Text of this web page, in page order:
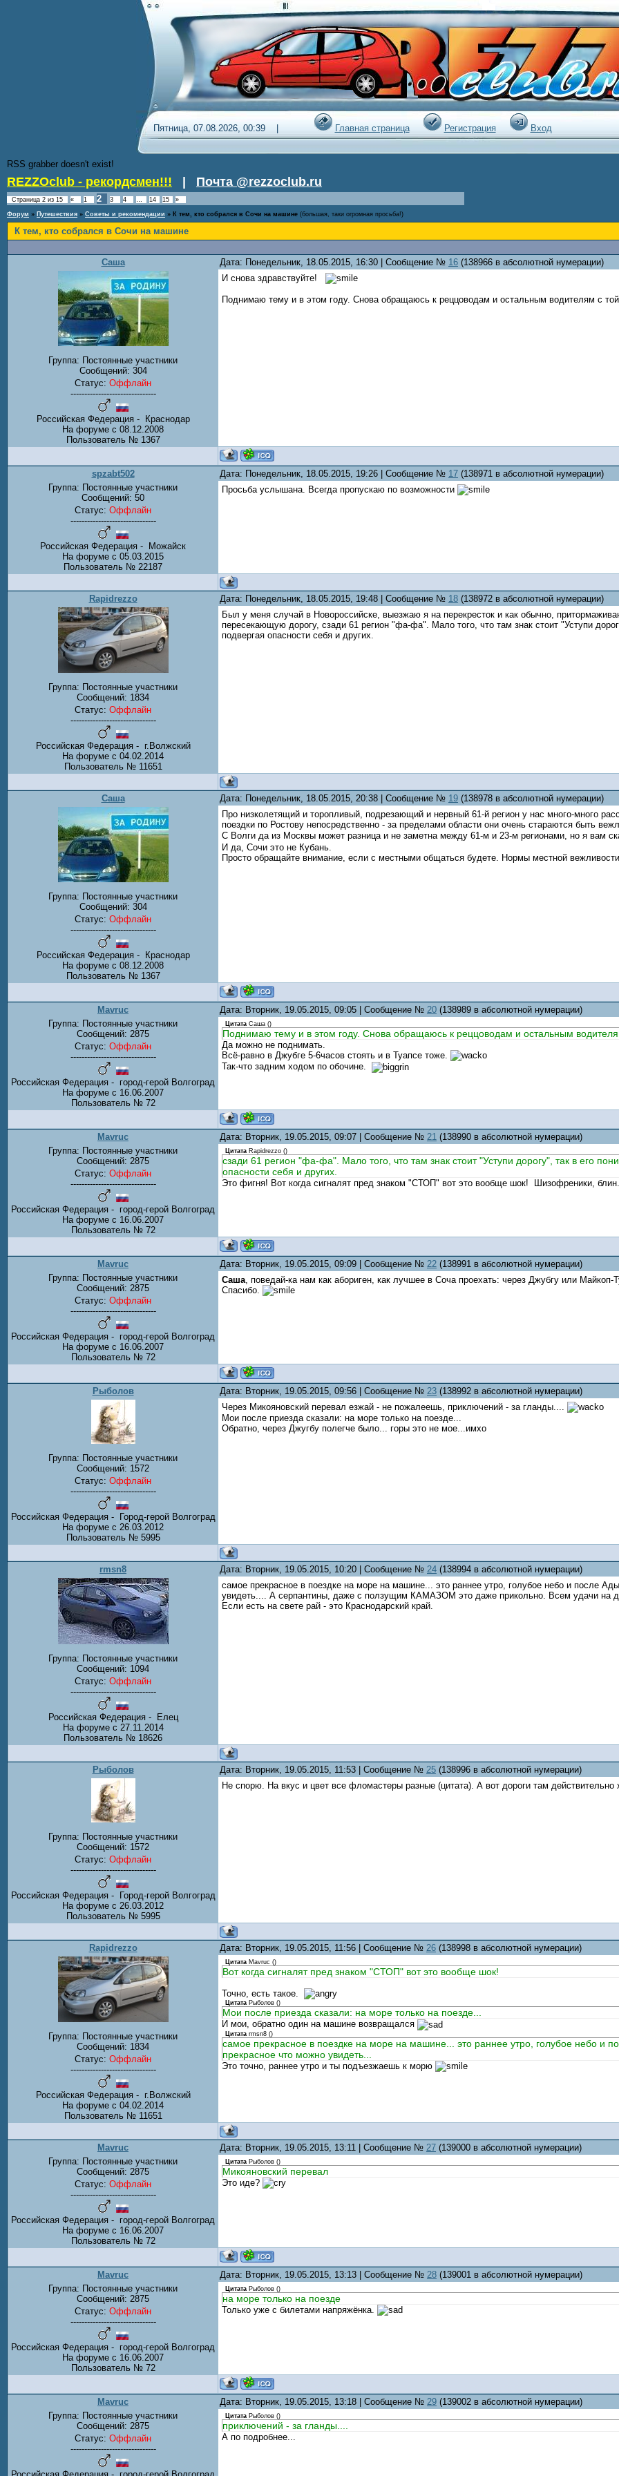
Пятница, 07.08.2026, 00:39 | Главная страница Регистрация
Вход
RSS grabber doesn't exist!
REZZOclub - рекордсмен!!! Почта @rezzoclub.ru
Страница 2 из 15 « 1 2 3 4 … 14 15 »
Форум » Путешествия » Советы и рекомендации » К тем, кто собрался в Сочи на машине (большая, таки огромная просьба!)
К тем, кто собрался в Сочи на машине
Саша Дата: Понедельник, 18.05.2015, 16:30 | Сообщение № 16 (138966 в абсолютной нумерации)
Группа: Постоянные участники
Сообщений: 304
Статус: Оффлайн
-------------------------------
Российская Федерация - Краснодар
На форуме с 08.12.2008
Пользователь № 1367
И снова здравствуйте!
Поднимаю тему и в этом году. Снова обращаюсь к реццоводам и остальным водителям с
spzabt502 Дата: Понедельник, 18.05.2015, 19:26 | Сообщение № 17 (138971 в абсолютной нумерации)
Группа: Постоянные участники
Сообщений: 50
Статус: Оффлайн
-------------------------------
Российская Федерация - Можайск
На форуме с 05.03.2015
Пользователь № 22187
Просьба услышана. Всегда пропускаю по возможности
Rapidrezzo Дата: Понедельник, 18.05.2015, 19:48 | Сообщение № 18 (138972 в абсолютной нумерации)
Группа: Постоянные участники
Сообщений: 1834
Статус: Оффлайн
-------------------------------
Российская Федерация - г.Волжский
На форуме с 04.02.2014
Пользователь № 11651
Был у меня случай в Новороссийске, выезжаю я на перекресток и как обычно,
пересекающую дорогу, сзади 61 регион "фа-фа". Мало того, что там знак стоит "Уступи
подвергая опасности себя и других.
Саша Дата: Понедельник, 18.05.2015, 20:38 | Сообщение № 19 (138978 в абсолютной нумерации)
Группа: Постоянные участники
Сообщений: 304
Статус: Оффлайн
-------------------------------
Российская Федерация - Краснодар
На форуме с 08.12.2008
Пользователь № 1367
Про низколетящий и торопливый, подрезающий и нервный 61-й регион у нас много-много
поездки по Ростову непосредственно - за пределами области они очень стараются быть
С Волги да из Москвы может разница и не заметна между 61-м и 23-м регионами, но я вам
И да, Сочи это не Кубань.
Просто обращайте внимание, если с местными общаться будете. Нормы местной
Mavruc Дата: Вторник, 19.05.2015, 09:05 | Сообщение № 20 (138989 в абсолютной нумерации)
Группа: Постоянные участники
Сообщений: 2875
Статус: Оффлайн
-------------------------------
Российская Федерация - город-герой Волгоград
На форуме с 16.06.2007
Пользователь № 72
Цитата Саша ()
Поднимаю тему и в этом году. Снова обращаюсь к реццоводам и остальным
Да можно не поднимать.
Всё-равно в Джубге 5-6часов стоять и в Туапсе тоже.
Так-что задним ходом по обочине.
Mavruc Дата: Вторник, 19.05.2015, 09:07 | Сообщение № 21 (138990 в абсолютной нумерации)
Группа: Постоянные участники
Сообщений: 2875
Статус: Оффлайн
-------------------------------
Российская Федерация - город-герой Волгоград
На форуме с 16.06.2007
Пользователь № 72
Цитата Rapidrezzo ()
сзади 61 регион "фа-фа". Мало того, что там знак стоит "Уступи дорогу", так в его
опасности себя и других.
Это фигня! Вот когда сигналят пред знаком "СТОП" вот это вообще шок! Шизофреники, блин.
Mavruc Дата: Вторник, 19.05.2015, 09:09 | Сообщение № 22 (138991 в абсолютной нумерации)
Группа: Постоянные участники
Сообщений: 2875
Статус: Оффлайн
-------------------------------
Российская Федерация - город-герой Волгоград
На форуме с 16.06.2007
Пользователь № 72
Саша, поведай-ка нам как абориген, как лучшее в Соча проехать: через Джубгу или Майкоп-
Спасибо.
Рыболов Дата: Вторник, 19.05.2015, 09:56 | Сообщение № 23 (138992 в абсолютной нумерации)
Группа: Постоянные участники
Сообщений: 1572
Статус: Оффлайн
-------------------------------
Российская Федерация - Город-герой Волгоград
На форуме с 26.03.2012
Пользователь № 5995
Через Микояновский перевал езжай - не пожалеешь, приключений - за гланды....
Мои после приезда сказали: на море только на поезде...
Обратно, через Джугбу полегче было... горы это не мое...имхо
rmsn8 Дата: Вторник, 19.05.2015, 10:20 | Сообщение № 24 (138994 в абсолютной нумерации)
Группа: Постоянные участники
Сообщений: 1094
Статус: Оффлайн
-------------------------------
Российская Федерация - Елец
На форуме с 27.11.2014
Пользователь № 18626
самое прекрасное в поездке на море на машине... это раннее утро, голубое небо и после
увидеть.... А серпантины, даже с ползущим КАМАЗОМ это даже прикольно. Всем удачи на
Если есть на свете рай - это Краснодарский край.
Рыболов Дата: Вторник, 19.05.2015, 11:53 | Сообщение № 25 (138996 в абсолютной нумерации)
Группа: Постоянные участники
Сообщений: 1572
Статус: Оффлайн
-------------------------------
Российская Федерация - Город-герой Волгоград
На форуме с 26.03.2012
Пользователь № 5995
Не спорю. На вкус и цвет все фломастеры разные (цитата). А вот дороги там действительно
Rapidrezzo Дата: Вторник, 19.05.2015, 11:56 | Сообщение № 26 (138998 в абсолютной нумерации)
Группа: Постоянные участники
Сообщений: 1834
Статус: Оффлайн
-------------------------------
Российская Федерация - г.Волжский
На форуме с 04.02.2014
Пользователь № 11651
Цитата Mavruc ()
Вот когда сигналят пред знаком "СТОП" вот это вообще шок!
Точно, есть такое.
Цитата Рыболов ()
Мои после приезда сказали: на море только на поезде...
И мои, обратно один на машине возвращался
Цитата rmsn8 ()
самое прекрасное в поездке на море на машине... это раннее утро, голубое небо и
прекрасное что можно увидеть...
Это точно, раннее утро и ты подъезжаешь к морю
Mavruc Дата: Вторник, 19.05.2015, 13:11 | Сообщение № 27 (139000 в абсолютной нумерации)
Группа: Постоянные участники
Сообщений: 2875
Статус: Оффлайн
-------------------------------
Российская Федерация - город-герой Волгоград
На форуме с 16.06.2007
Пользователь № 72
Цитата Рыболов ()
Микояновский перевал
Это иде?
Mavruc Дата: Вторник, 19.05.2015, 13:13 | Сообщение № 28 (139001 в абсолютной нумерации)
Группа: Постоянные участники
Сообщений: 2875
Статус: Оффлайн
-------------------------------
Российская Федерация - город-герой Волгоград
На форуме с 16.06.2007
Пользователь № 72
Цитата Рыболов ()
на море только на поезде
Только уже с билетами напряжёнка.
Mavruc Дата: Вторник, 19.05.2015, 13:18 | Сообщение № 29 (139002 в абсолютной нумерации)
Группа: Постоянные участники
Сообщений: 2875
Статус: Оффлайн
-------------------------------
Цитата Рыболов ()
приключений - за гланды....
А по подробнее...